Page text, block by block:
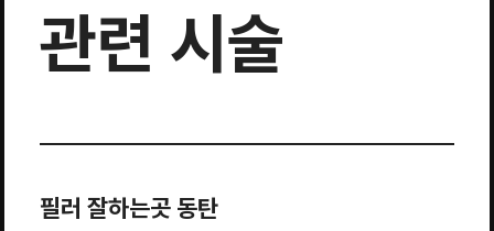
관련 시술
필러 잘하는곳 동탄